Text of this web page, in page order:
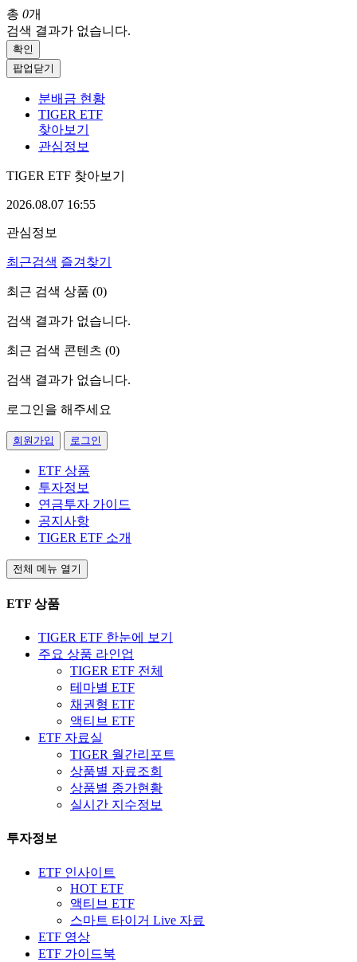
총 0개
검색 결과가 없습니다.
확인
팝업닫기
분배금 현황
TIGER ETF
찾아보기
관심정보
TIGER ETF 찾아보기
2026.08.07 16:55
관심정보
최근검색 즐겨찾기
최근 검색 상품 (0)
검색 결과가 없습니다.
최근 검색 콘텐츠 (0)
검색 결과가 없습니다.
로그인을 해주세요
회원가입 로그인
ETF 상품
투자정보
연금투자 가이드
공지사항
TIGER ETF 소개
전체 메뉴 열기
ETF 상품
TIGER ETF 한눈에 보기
주요 상품 라인업
TIGER ETF 전체
테마별 ETF
채권형 ETF
액티브 ETF
ETF 자료실
TIGER 월간리포트
상품별 자료조회
상품별 종가현황
실시간 지수정보
투자정보
ETF 인사이트
HOT ETF
액티브 ETF
스마트 타이거 Live 자료
ETF 영상
ETF 가이드북